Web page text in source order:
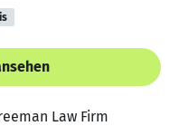
Law Firm